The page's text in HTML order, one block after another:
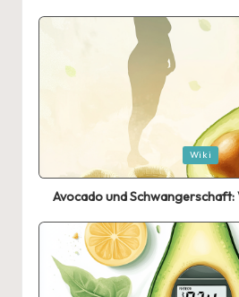
Wiki
Avocado und Schwangerschaft: